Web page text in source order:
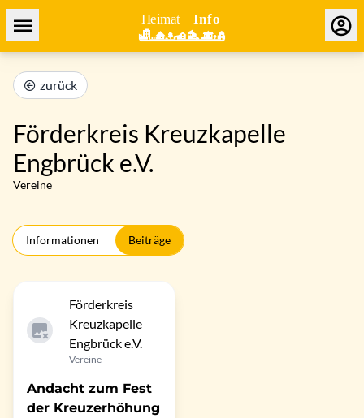
zurück
Förderkreis Kreuzkapelle
Engbrück e.V.
Vereine
Informationen Beiträge
Förderkreis
Kreuzkapelle
Engbrück e.V.
Vereine
Andacht zum Fest
der Kreuzerhöhung